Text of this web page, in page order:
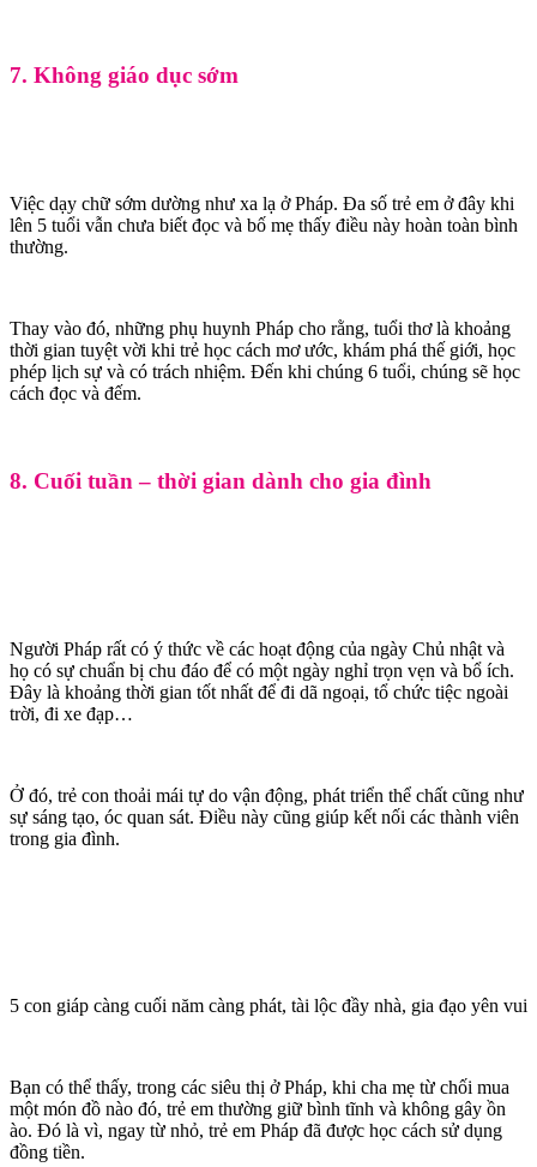
7. Không giáo dục sớm
Việc dạy chữ sớm dường như xa lạ ở Pháp. Đa số trẻ em ở đây khi
lên 5 tuổi vẫn chưa biết đọc và bố mẹ thấy điều này hoàn toàn bình
thường.
Thay vào đó, những phụ huynh Pháp cho rằng, tuổi thơ là khoảng
thời gian tuyệt vời khi trẻ học cách mơ ước, khám phá thế giới, học
phép lịch sự và có trách nhiệm. Đến khi chúng 6 tuổi, chúng sẽ học
cách đọc và đếm.
8. Cuối tuần – thời gian dành cho gia đình
Người Pháp rất có ý thức về các hoạt động của ngày Chủ nhật và
họ có sự chuẩn bị chu đáo để có một ngày nghỉ trọn vẹn và bổ ích.
Đây là khoảng thời gian tốt nhất để đi dã ngoại, tổ chức tiệc ngoài
trời, đi xe đạp…
Ở đó, trẻ con thoải mái tự do vận động, phát triển thể chất cũng như
sự sáng tạo, óc quan sát. Điều này cũng giúp kết nối các thành viên
trong gia đình.
5 con giáp càng cuối năm càng phát, tài lộc đầy nhà, gia đạo yên vui
Bạn có thể thấy, trong các siêu thị ở Pháp, khi cha mẹ từ chối mua
một món đồ nào đó, trẻ em thường giữ bình tĩnh và không gây ồn
ào. Đó là vì, ngay từ nhỏ, trẻ em Pháp đã được học cách sử dụng
đồng tiền.